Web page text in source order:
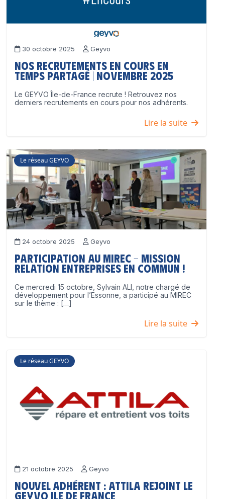
30 octobre 2025 Geyvo
Nos recrutements en cours en
temps partagé | Novembre 2025
Le GEYVO Île-de-France recrute ! Retrouvez nos
derniers recrutements en cours pour nos adhérents.
Lire la suite
Le réseau GEYVO
24 octobre 2025 Geyvo
Participation au MIREC – Mission
Relation Entreprises en Commun !
Ce mercredi 15 octobre, Sylvain ALI, notre chargé de
développement pour l’Essonne, a participé au MIREC
sur le thème : […]
Lire la suite
Le réseau GEYVO
21 octobre 2025 Geyvo
Nouvel adhérent : ATTILA rejoint le
GEYVO Ile de France